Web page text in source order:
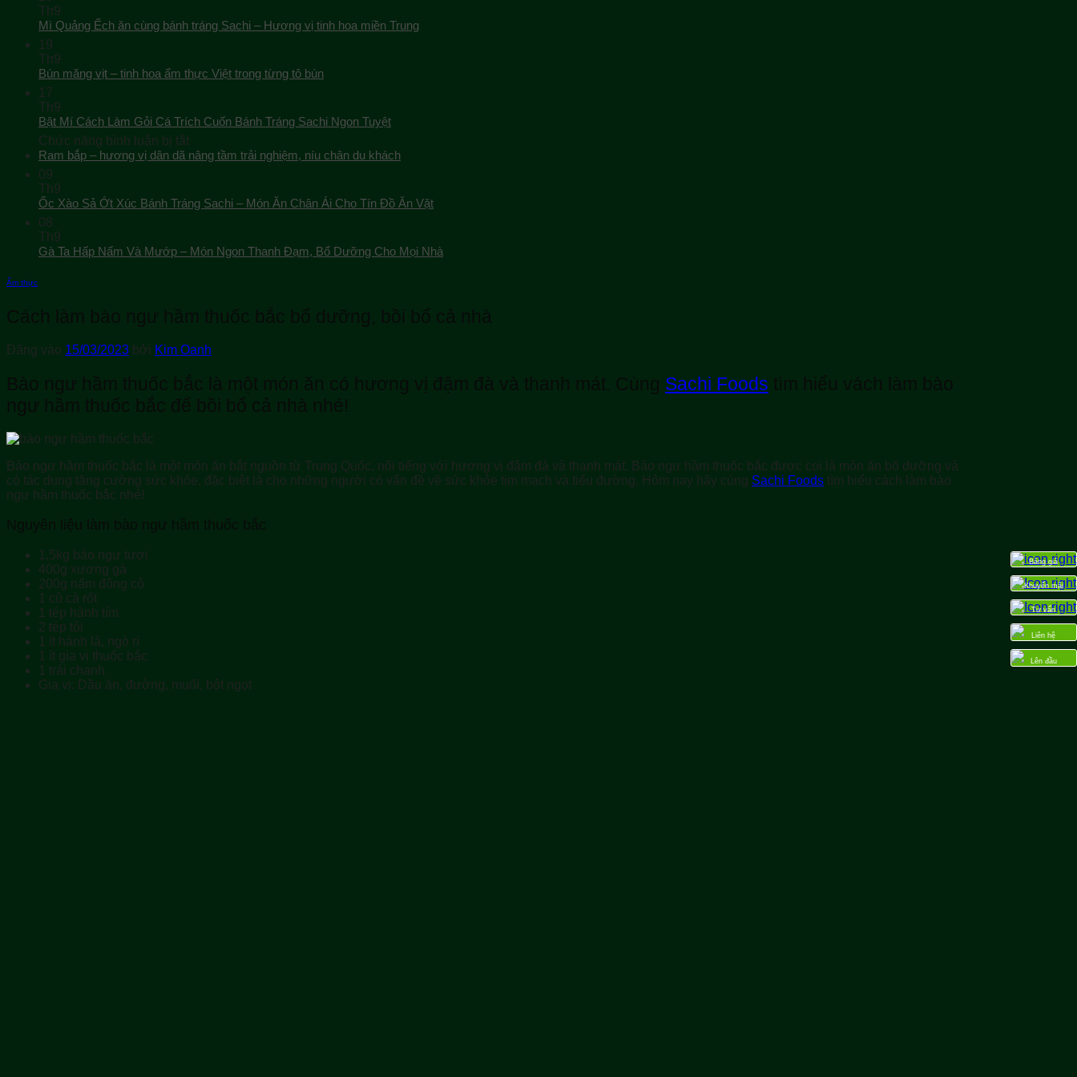
Th9
Mì Quảng Ếch ăn cùng bánh tráng Sachi – Hương vị tinh hoa miền Trung
19
Th9
Bún măng vịt – tinh hoa ẩm thực Việt trong từng tô bún
17
Th9
Bật Mí Cách Làm Gỏi Cá Trích Cuốn Bánh Tráng Sachi Ngon Tuyệt
Chức năng bình luận bị tắtở
Bật
Làm
Gỏi
Cuốn
Ngon
Tuyệt
Ram bắp – hương vị dân dã nâng tầm trải nghiệm, níu chân du khách
09
Th9
Ốc Xào Sả Ớt Xúc Bánh Tráng Sachi – Món Ăn Chân Ái Cho Tín Đồ Ăn Vặt
08
Th9
Gà Ta Hấp Nấm Và Mướp – Món Ngon Thanh Đạm, Bổ Dưỡng Cho Mọi Nhà
Ẩm thực
Cách làm bào ngư hầm thuốc bắc bổ dưỡng, bồi bổ cả nhà
Đăng vào 15/03/2023 bởi Kim Oanh
Bào ngư hầm thuốc bắc là một món ăn có hương vị đậm đà và thanh mát. Cùng Sachi Foods tìm hiểu vách làm bào
ngư hầm thuốc bắc để bồi bổ cả nhà nhé!
Bào ngư hầm thuốc bắc là một món ăn bắt nguồn từ Trung Quốc, nổi tiếng với hương vị đậm đà và thanh mát. Bào ngư hầm thuốc bắc được coi là món ăn bổ dưỡng và
có tác dụng tăng cường sức khỏe, đặc biệt là cho những người có vấn đề về sức khỏe tim mạch và tiểu đường. Hôm nay hãy cùng Sachi Foods tìm hiểu cách làm bào
ngư hầm thuốc bắc nhé!
Nguyên liệu làm bào ngư hầm thuốc bắc
1,5kg bào ngư tươi
400g xương gà
200g nấm đông cô
1 củ cà rốt
1 tép hành tím
2 tép tỏi
1 ít hành lá, ngò rí
1 ít gia vị thuốc bắc
1 trái chanh
Gia vị: Dầu ăn, đường, muối, bột ngọt
Bảng giá
Khuyến mãi
Tư vấn
Liên hệ
Lên đầu